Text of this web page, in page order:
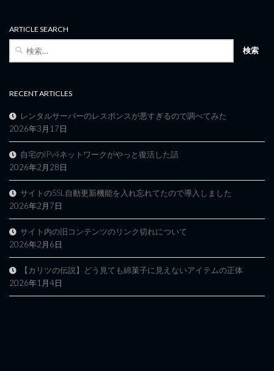
ARTICLE SEARCH
RECENT ARTICLES
レンタルサーバーのレスポンスが悪すぎるので調べてみた
2026年3月17日
自宅のIPv4ネットワークがやっと復活した話
2026年2月28日
サイトのSSL自動更新機能を入れ忘れてたので導入しました
2026年2月7日
サイト内の旧コンテンツのリンク切れについて
2026年2月6日
【カリツの伝説】どう見ても綿菓子に見えないアイテムの正体
2026年1月4日